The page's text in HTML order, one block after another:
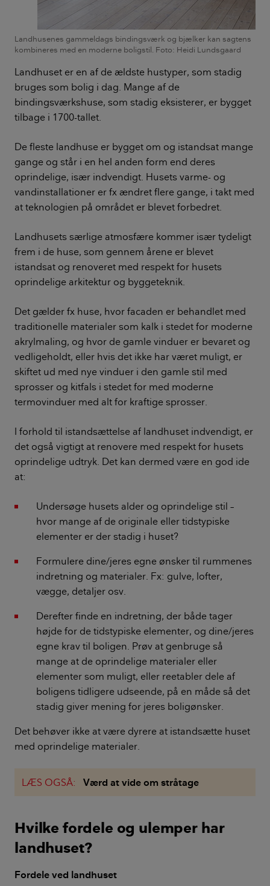
Landhusenes gammeldags bindingsværk og bjælker kan sagtens
kombineres med en moderne boligstil. Foto: Heidi Lundsgaard
Landhuset er en af de ældste hustyper, som stadig
bruges som bolig i dag. Mange af de
bindingsværkshuse, som stadig eksisterer, er bygget
tilbage i 1700-tallet.
De fleste landhuse er bygget om og istandsat mange
gange og står i en hel anden form end deres
oprindelige, især indvendigt. Husets varme- og
vandinstallationer er fx ændret flere gange, i takt med
at teknologien på området er blevet forbedret.
Landhusets særlige atmosfære kommer især tydeligt
frem i de huse, som gennem årene er blevet
istandsat og renoveret med respekt for husets
oprindelige arkitektur og byggeteknik.
Det gælder fx huse, hvor facaden er behandlet med
traditionelle materialer som kalk i stedet for moderne
akrylmaling, og hvor de gamle vinduer er bevaret og
vedligeholdt, eller hvis det ikke har været muligt, er
skiftet ud med nye vinduer i den gamle stil med
sprosser og kitfals i stedet for med moderne
termovinduer med alt for kraftige sprosser.
I forhold til istandsættelse af landhuset indvendigt, er
det også vigtigt at renovere med respekt for husets
oprindelige udtryk. Det kan dermed være en god ide
at:
Undersøge husets alder og oprindelige stil –
hvor mange af de originale eller tidstypiske
elementer er der stadig i huset?
Formulere dine/jeres egne ønsker til rummenes
indretning og materialer. Fx: gulve, lofter,
vægge, detaljer osv.
Derefter finde en indretning, der både tager
højde for de tidstypiske elementer, og dine/jeres
egne krav til boligen. Prøv at genbruge så
mange at de oprindelige materialer eller
elementer som muligt, eller reetabler dele af
boligens tidligere udseende, på en måde så det
stadig giver mening for jeres boligønsker.
Det behøver ikke at være dyrere at istandsætte huset
med oprindelige materialer.
LÆS OGSÅ: Værd at vide om stråtage
Hvilke fordele og ulemper har
landhuset?
Fordele ved landhuset